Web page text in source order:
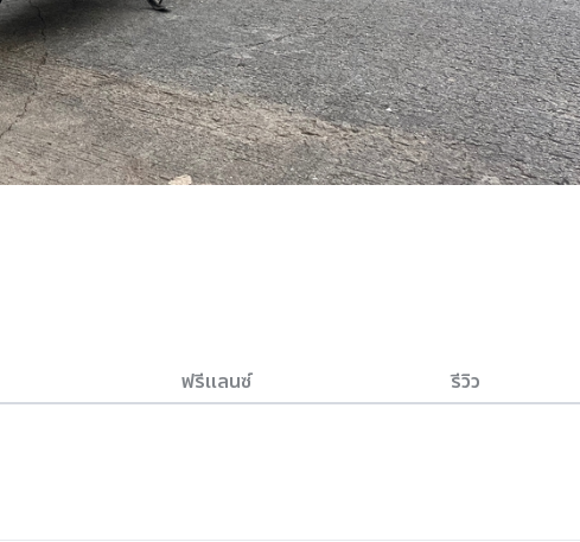
ฟรีแลนซ์ รีวิว